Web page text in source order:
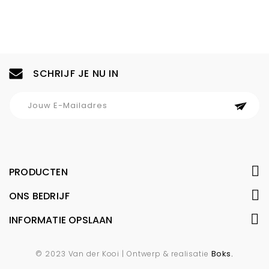
SCHRIJF JE NU IN
PRODUCTEN
ONS BEDRIJF
INFORMATIE OPSLAAN
© 2023 Van der Kooi | Ontwerp & realisatie Boks.